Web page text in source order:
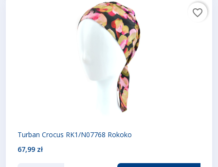
Turban Crocus RK1/N07768 Rokoko
67,99 zł
favorite_border